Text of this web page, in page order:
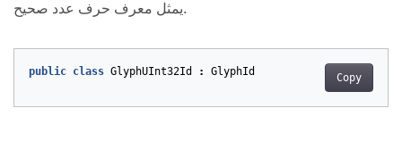
يمثل معرف حرف عدد صحيح.
Copy
public class GlyphUInt32Id : GlyphId